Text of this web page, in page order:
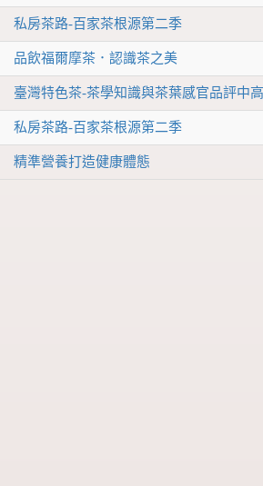
私房茶路-百家茶根源第二季
品飲福爾摩茶．認識茶之美
臺灣特色茶-茶學知識與茶葉感官品評中
私房茶路-百家茶根源第二季
精準營養打造健康體態